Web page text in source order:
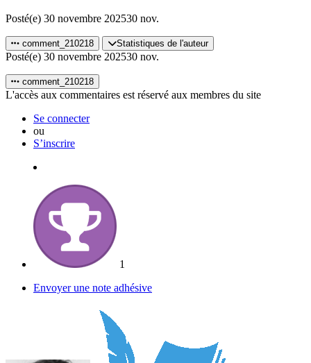
Posté(e) 30 novembre 202530 nov.
comment_210218 Statistiques de l'auteur
Posté(e) 30 novembre 202530 nov.
comment_210218
L'accès aux commentaires est réservé aux membres du site
Se connecter
ou
S’inscrire
1
Envoyer une note adhésive